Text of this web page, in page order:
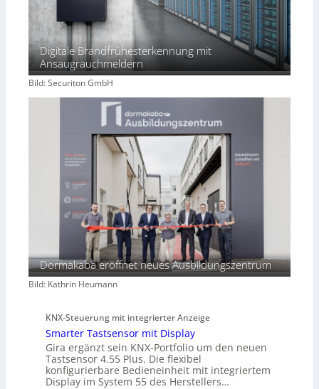
Digitale Brandfrühesterkennung mit
Ansaugrauchmeldern
Bild: Securiton GmbH
Dormakaba eröffnet neues Ausbildungszentrum
Bild: Kathrin Heumann
KNX-Steuerung mit integrierter Anzeige
Smarter Tastsensor mit Display
Gira ergänzt sein KNX-Portfolio um den neuen
Tastsensor 4.55 Plus. Die flexibel
konfigurierbare Bedieneinheit mit integriertem
Display im System 55 des Herstellers…